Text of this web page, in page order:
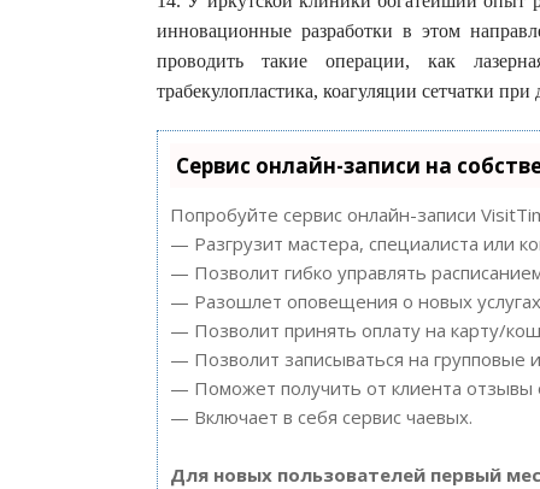
инновационные разработки в этом
проводить такие операции, как
трабекулопластика, коагуляции сетчатки
Сервис онлайн-записи на
Попробуйте сервис онлайн-записи
— Разгрузит мастера, специалиста или
— Позволит гибко управлять
— Разошлет оповещения о новых
— Позволит принять оплату на карту/
— Позволит записываться на групповые
— Поможет получить от клиента отзывы
— Включает в себя сервис чаевых.
Для новых пользователей первый